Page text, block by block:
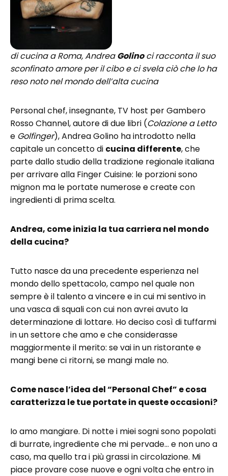
di cucina a Roma, AndreaGolinoci racconta il suo
sconfinato amore per il cibo e ci svela ciò che lo ha
reso noto nel mondo dell’alta cucina
Personal chef, insegnante, TV host per Gambero
Rosso Channel, autore di due libri (Colazione a Letto
e Golfinger), Andrea Golino ha introdotto nella
capitale un concetto di cucina differente, che
parte dallo studio della tradizione regionale italiana
per arrivare alla Finger Cuisine: le porzioni sono
mignon ma le portate numerose e create con
ingredienti di prima scelta.
Andrea, come inizia la tua carriera nel mondo
della cucina?
Tutto nasce da una precedente esperienza nel
mondo dello spettacolo, campo nel quale non
sempre è il talento a vincere e in cui mi sentivo in
una vasca di squali con cui non avrei avuto la
determinazione di lottare. Ho deciso così di tuffarmi
in un settore che amo e che considerasse
maggiormente il merito: se vai in un ristorante e
mangi bene ci ritorni, se mangi male no.
Come nasce l’idea del “Personal Chef” e cosa
caratterizza le tue portate in queste occasioni?
Io amo mangiare. Di notte i miei sogni sono popolati
di burrate, ingrediente che mi pervade… e non uno a
caso, ma quello tra i più grassi in circolazione. Mi
piace provare cose nuove e ogni volta che entro in